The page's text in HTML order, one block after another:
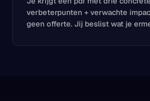
verbeterpunten + verwachte
geen offerte. Jij beslist wat je